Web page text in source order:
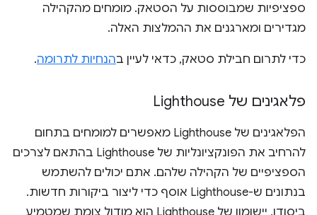
ספציפיות שמבוססות על הסטאק. מומחים מהקהילה
מגדירים ומארגנים את ההמלצות האלה.
כדי לתרום חבילת סטאק, כדאי לעיין בהנחיות לתרומה.
פלאגינים של Lighthouse
הפלאגינים של Lighthouse מאפשרים למומחים בתחום
להרחיב את הפונקציונליות של Lighthouse בהתאם לצרכים
הספציפיים של הקהילה שלהם. אתם יכולים להשתמש
בנתונים ש-Lighthouse אוסף כדי ליצור ביקורות חדשות.
ביסודו, יישומון של Lighthouse הוא מודול צומת שמטמיע